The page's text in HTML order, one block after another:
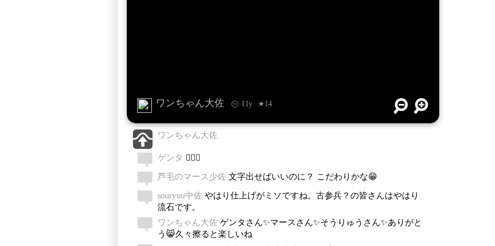
ワンちゃん大佐 11y ★14
ワンちゃん大佐
ゲンタ 👍🏻✨
芦毛のマース少佐 文字出せばいいのに？ こだわりかな😁
souryuu中佐 やはり仕上げがミソですね。古参兵？の皆さんはやはり
流石です。
ワンちゃん大佐 ゲンタさん✨マースさん✨そうりゅうさん✨ありがと
う😸久々擦ると楽しいね